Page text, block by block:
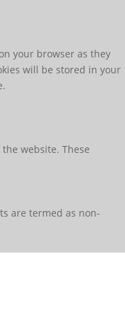
your browser as they
will be stored in your
website. These
are termed as non-